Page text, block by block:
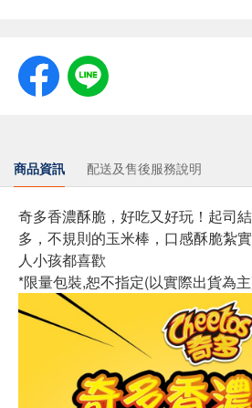
商品資訊 配送及售後服務說明
奇多香濃酥脆，好吃又好玩！起司
多，不規則的玉米棒，口感酥脆紮
人小孩都喜歡
*限量包裝,恕不指定(以實際出貨為